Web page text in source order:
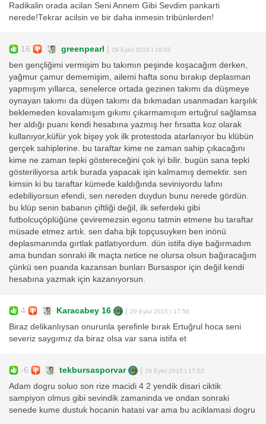
Radikalin orada acilan Seni Annem Gibi Sevdim pankarti
nerede!Tekrar acilsin ve bir daha inmesin tribünlerden!
16 greenpearl | 29 Eylül 2015 | 18:02
ben gençliğimi vermişim bu takımın peşinde koşacağım derken,
yağmur çamur dememişim, ailemi hafta sonu bırakıp deplasman
yapmışım yıllarca, senelerce ortada gezinen takımı da düşmeye
oynayan takımı da düşen takımı da bıkmadan usanmadan karşılık
beklemeden kovalamışım gıkımı çıkarmamışım ertuğrul sağlamsa
her aldığı puanı kendi hesabına yazmış her fırsatta koz olarak
kullanıyor,küfür yok bişey yok ilk protestoda atarlanıyor bu klübün
gerçek sahiplerine. bu taraftar kime ne zaman sahip çıkacağını
kime ne zaman tepki göstereceğini çok iyi bilir. bugün sana tepki
gösteriliyorsa artık burada yapacak işin kalmamış demektir. sen
kimsin ki bu taraftar kümede kaldığında seviniyordu lafını
edebiliyorsun efendi, sen nereden duydun bunu nerede gördün.
bu klüp senin babanın çiftliği değil, ilk seferdeki gibi
futbolcuçöplüğüne çeviremezsin egonu tatmin etmene bu taraftar
müsade etmez artık. sen daha bjk topçusuyken ben inönü
deplasmanında gırtlak patlatıyordum. dün istifa diye bağırmadım
ama bundan sonraki ilk maçta netice ne olursa olsun bağıracağım
çünkü sen puanda kazansan bunları Bursaspor için değil kendi
hesabına yazmak için kazanıyorsun.
4 Karacabey 16 | 29 Eylül 2015 | 17:56
Biraz delikanlıysan onurunla şerefinle bırak Ertuğrul hoca seni
severiz saygımız da biraz olsa var sana istifa et
-6 tekbursasporvar | 29 Eylül 2015 | 17:52
Adam dogru soluo son rize macidi 4 2 yendik disari ciktik
sampiyon olmus gibi sevindik zamaninda ve ondan sonraki
senede kume dustuk hocanin hatasi var ama bu aciklamasi dogru